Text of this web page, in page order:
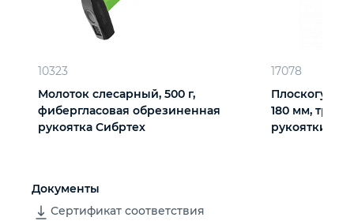
10323
Молоток слесарный, 500 г,
фибергласовая обрезиненная
рукоятка Сибртех
17078
180 мм,
рукоятки
Документы
Сертификат соответствия